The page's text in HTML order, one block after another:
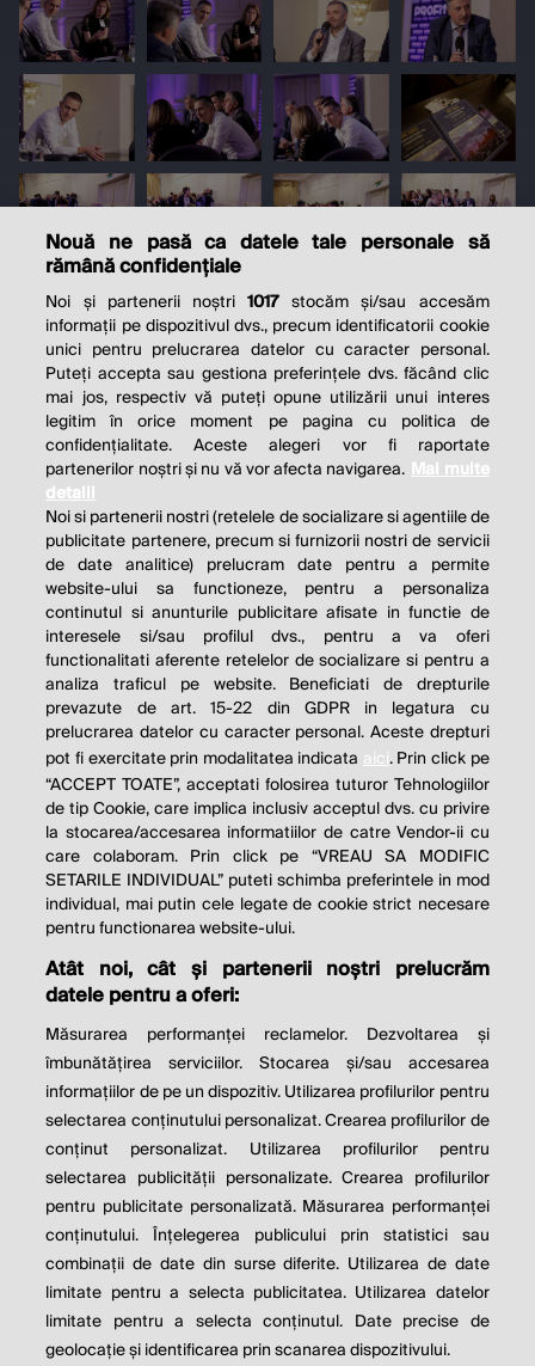
THE SOCIAL RESPONSIBILITY OF
BUSINESS IS TO INCREASE ITS
PROFITS.
Milton Friedman
© 2026 Profit.ro. Toate drepturile rezervate.
Dezvoltat de1616.ro
Contact Publicitate
Politica de cookie Politica de
confidențialitate
Setări cookies
este parte a
Nouă ne pasă ca datele tale personale să
rămână confidențiale
Noi și partenerii noștri1017 stocăm și/sau accesăm
informații pe dispozitivul dvs., precum identificatorii cookie
unici pentru prelucrarea datelor cu caracter personal.
Puteți accepta sau gestiona preferințele dvs. făcând clic
mai jos, respectiv vă puteți opune utilizării unui interes
legitim în orice moment pe pagina cu politica de
confidențialitate. Aceste alegeri vor fi raportate
partenerilor noștri și nu vă vor afecta navigarea. Mai multe
detalii
Noi si partenerii nostri (retelele de socializare si agentiile de
publicitate partenere, precum si furnizorii nostri de servicii
de date analitice) prelucram date pentru a permite
website-ului sa functioneze, pentru a personaliza
continutul si anunturile publicitare afisate in functie de
interesele si/sau profilul dvs., pentru a va oferi
functionalitati aferente retelelor de socializare si pentru a
analiza traficul pe website. Beneficiati de drepturile
prevazute de art. 15-22 din GDPR in legatura cu
prelucrarea datelor cu caracter personal. Aceste drepturi
pot fi exercitate prin modalitatea indicata aici. Prin click pe
“ACCEPT TOATE”, acceptati folosirea tuturor Tehnologiilor
de tip Cookie, care implica inclusiv acceptul dvs. cu privire
la stocarea/accesarea informatiilor de catre Vendor-ii cu
care colaboram. Prin click pe “VREAU SA MODIFIC
SETARILE INDIVIDUAL” puteti schimba preferintele in mod
individual, mai putin cele legate de cookie strict necesare
pentru functionarea website-ului.
Atât noi, cât și partenerii noștri prelucrăm
datele pentru a oferi:
Măsurarea performanței reclamelor. Dezvoltarea și
îmbunătățirea serviciilor. Stocarea și/sau accesarea
informațiilor de pe un dispozitiv. Utilizarea profilurilor pentru
selectarea conținutului personalizat. Crearea profilurilor de
conținut personalizat. Utilizarea profilurilor pentru
selectarea publicității personalizate. Crearea profilurilor
pentru publicitate personalizată. Măsurarea performanței
conținutului. Înțelegerea publicului prin statistici sau
combinații de date din surse diferite. Utilizarea de date
limitate pentru a selecta publicitatea. Utilizarea datelor
limitate pentru a selecta conținutul. Date precise de
geolocație și identificarea prin scanarea dispozitivului.